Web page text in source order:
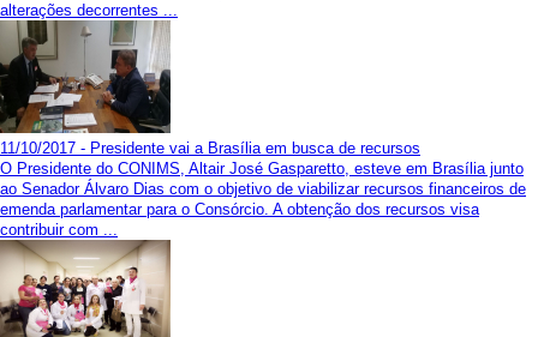
alterações decorrentes ...
11/10/2017 - Presidente vai a Brasília em busca de recursos
O Presidente do CONIMS, Altair José Gasparetto, esteve em Brasília junto
ao Senador Álvaro Dias com o objetivo de viabilizar recursos financeiros de
emenda parlamentar para o Consórcio. A obtenção dos recursos visa
contribuir com ...